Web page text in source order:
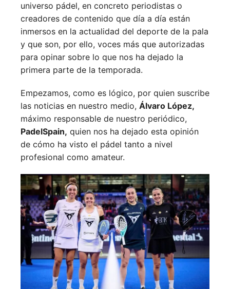
universo pádel, en concreto periodistas o
creadores de contenido que día a día están
inmersos en la actualidad del deporte de la pala
y que son, por ello, voces más que autorizadas
para opinar sobre lo que nos ha dejado la
primera parte de la temporada.
Empezamos, como es lógico, por quien suscribe
las noticias en nuestro medio, Álvaro López,
máximo responsable de nuestro periódico,
PadelSpain, quien nos ha dejado esta opinión
de cómo ha visto el pádel tanto a nivel
profesional como amateur.